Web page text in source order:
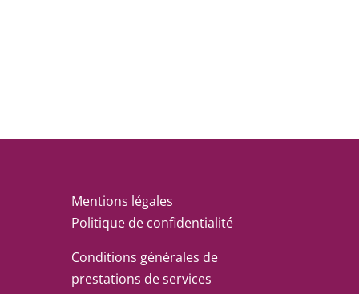
Mentions légales
Politique de confidentialité
Conditions générales de
prestations de services